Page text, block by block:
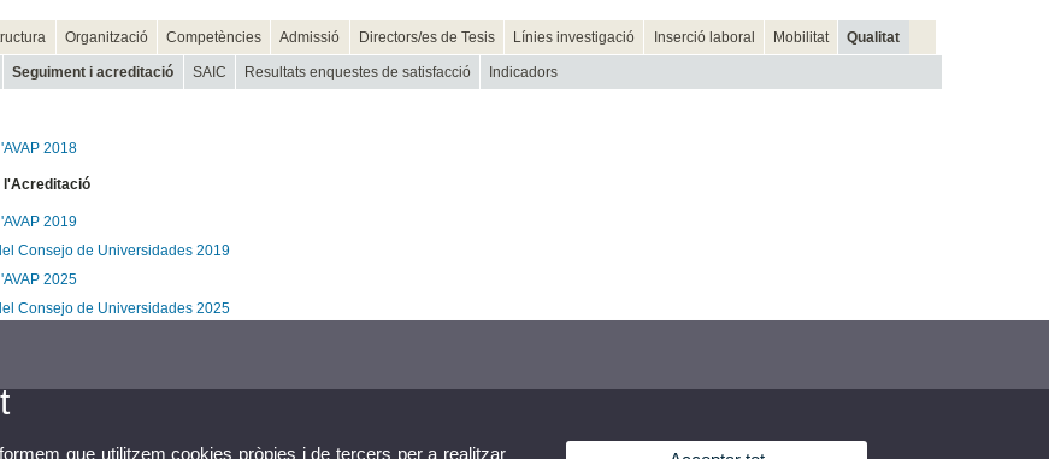
Organització Competències Admissió Directors/es de Tesis Línies investigació Inserció laboral Mobilitat Qualitat
Seguiment i acreditació SAIC Resultats enquestes de satisfacció Indicadors
2018
l'Acreditació
2019
Consejo de Universidades 2019
2025
Consejo de Universidades 2025
que utilitzem cookies pròpies i de tercers per a realitzar